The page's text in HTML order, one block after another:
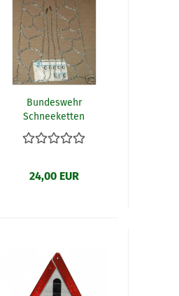
Bundeswehr
Schneeketten
24,00 EUR